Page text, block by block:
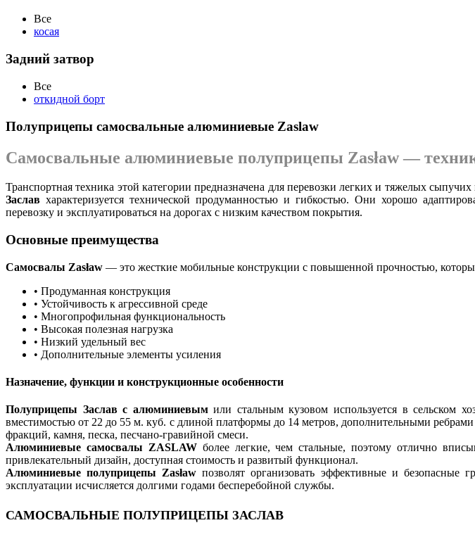
Все
косая
Задний затвор
Все
откидной борт
Полуприцепы самосвальные алюминиевые Zaslaw
Самосвальные алюминиевые полуприцепы Zasław —
Транспортная техника этой категории предназначена для перевозки легких и тяжелых
Заслав характеризуется технической продуманностью и гибкостью. Они хорошо
перевозку и эксплуатироваться на дорогах с низким качеством покрытия.
Основные преимущества
Самосвалы Zasław — это жесткие мобильные конструкции с повышенной прочностью,
• Продуманная конструкция
• Устойчивость к агрессивной среде
• Многопрофильная функциональность
• Высокая полезная нагрузка
• Низкий удельный вес
• Дополнительные элементы усиления
Назначение, функции и конструкционные особенности
Полуприцепы Заслав с алюминиевымили стальным кузовом используется в сельском
вместимостью от 22 до 55 м. куб. с длиной платформы до 14 метров, дополнительными
фракций, камня, песка, песчано-гравийной смеси.
Алюминиевые самосвалы ZASLAWболее легкие, чем стальные, поэтому отлично
привлекательный дизайн, доступная стоимость и развитый функционал.
Алюминиевые полуприцепы Zasław позволят организовать эффективные и безопасные
эксплуатации исчисляется долгими годами бесперебойной службы.
САМОСВАЛЬНЫЕ ПОЛУПРИЦЕПЫ ЗАСЛАВ